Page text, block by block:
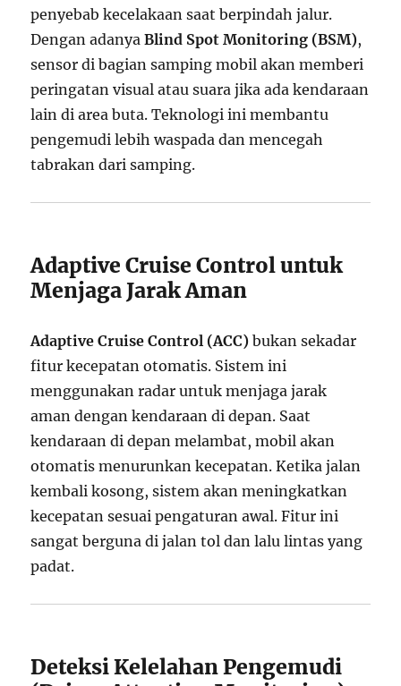
penyebab kecelakaan saat berpindah jalur.
Dengan adanyaBlind Spot Monitoring (BSM),
sensor di bagian samping mobil akan memberi
peringatan visual atau suara jika ada kendaraan
lain di area buta. Teknologi ini membantu
pengemudi lebih waspada dan mencegah
tabrakan dari samping.
Adaptive Cruise Control untuk
Menjaga Jarak Aman
Adaptive Cruise Control (ACC) bukan sekadar
fitur kecepatan otomatis. Sistem ini
menggunakan radar untuk menjaga jarak
aman dengan kendaraan di depan. Saat
kendaraan di depan melambat, mobil akan
otomatis menurunkan kecepatan. Ketika jalan
kembali kosong, sistem akan meningkatkan
kecepatan sesuai pengaturan awal. Fitur ini
sangat berguna di jalan tol dan lalu lintas yang
padat.
Deteksi Kelelahan Pengemudi